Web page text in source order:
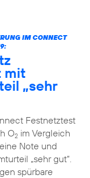
IM CONNECT
mit
„sehr
Festnetztest
O2im Vergleich
Note und
„sehr gut“.
spürbare